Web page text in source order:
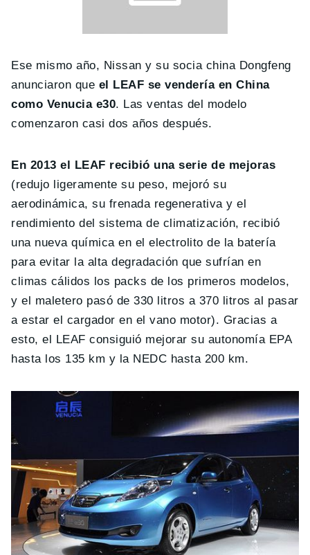
Ese mismo año, Nissan y su socia china Dongfeng
anunciaron que el LEAF se vendería en China
como Venucia e30. Las ventas del modelo
comenzaron casi dos años después.
En 2013 el LEAF recibió una serie de mejoras
(redujo ligeramente su peso, mejoró su
aerodinámica, su frenada regenerativa y el
rendimiento del sistema de climatización, recibió
una nueva química en el electrolito de la batería
para evitar la alta degradación que sufrían en
climas cálidos los packs de los primeros modelos,
y el maletero pasó de 330 litros a 370 litros al pasar
a estar el cargador en el vano motor). Gracias a
esto, el LEAF consiguió mejorar su autonomía EPA
hasta los 135 km y la NEDC hasta 200 km.